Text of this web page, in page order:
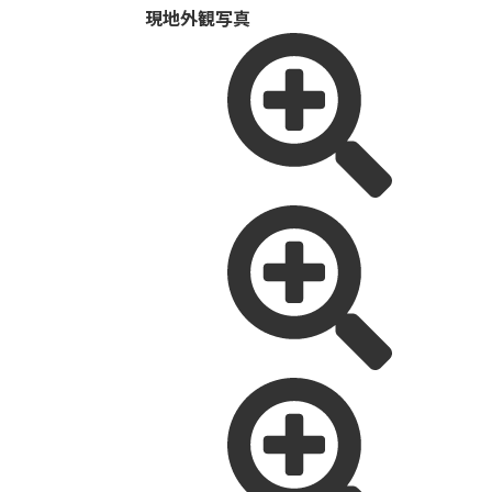
現地外観写真